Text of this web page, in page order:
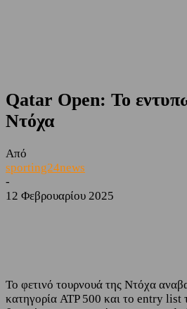
Qatar Open: Το
Ντόχα
Από
sporting24news
-
12 Φεβρουαρίου 2025
Το φετινό τουρνουά της Ντόχα
κατηγορία ATP 500 και το entry list